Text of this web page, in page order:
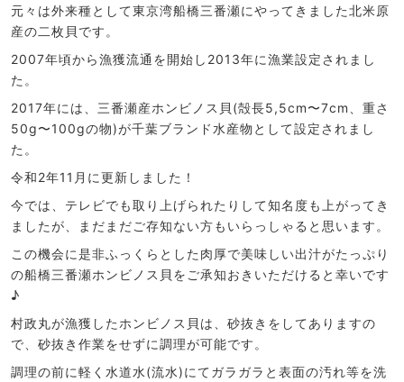
元々は外来種として東京湾船橋三番瀬にやってきました北米原
産の二枚貝です。
2007年頃から漁獲流通を開始し2013年に漁業設定されまし
た。
2017年には、三番瀬産ホンビノス貝(殻長5,5cm〜7cm、重さ
50g〜100gの物)が千葉ブランド水産物として設定されまし
た。
令和2年11月に更新しました！
今では、テレビでも取り上げられたりして知名度も上がってき
ましたが、まだまだご存知ない方もいらっしゃると思います。
この機会に是非ふっくらとした肉厚で美味しい出汁がたっぷり
の船橋三番瀬ホンビノス貝をご承知おきいただけると幸いです
♪
村政丸が漁獲したホンビノス貝は、砂抜きをしてありますの
で、砂抜き作業をせずに調理が可能です。
調理の前に軽く水道水(流水)にてガラガラと表面の汚れ等を洗